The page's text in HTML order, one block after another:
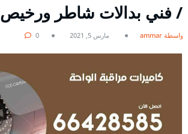
/ فني بدالات شاطر ورخيص
بواسطة ammar مارس 5, 2021 0